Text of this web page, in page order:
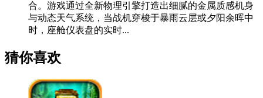
合。游戏通过全新物理引擎打造出细腻的金属质感机身
与动态天气系统，当战机穿梭于暴雨云层或夕阳余晖中
时，座舱仪表盘的实时...
猜你喜欢